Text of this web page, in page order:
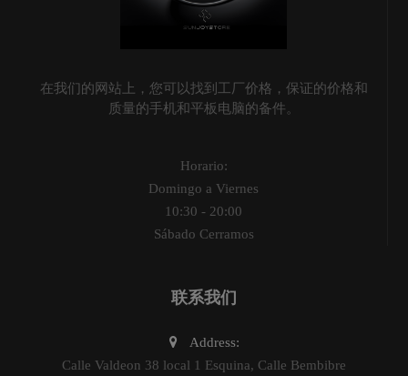
在我们的网站上，您可以找到工厂价格，保证的价格和
质量的手机和平板电脑的备件。
Horario:
Domingo a Viernes
10:30 - 20:00
Sábado Cerramos
联系我们
Address:
Calle Valdeon 38 local 1 Esquina, Calle Bembibre